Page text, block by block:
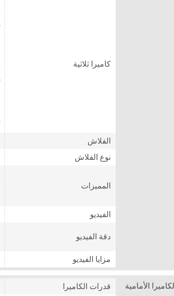
كاميرا ثلاثية
الفلاش
نوع الفلاش
المميزات
الفيديو
دقة الفيديو
مزايا الفيديو
الأمامية قدرات الكاميرا